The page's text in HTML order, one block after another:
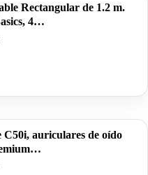
Rectangular de 1.2 m.
4…
C50i, auriculares de oído